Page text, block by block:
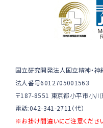
国立研究開発法人国立精神・神
法人番号6012705001563
〒187-8551 東京都小平市小川
電話:042-341-2711（代）
※お掛け間違いにご注意ください